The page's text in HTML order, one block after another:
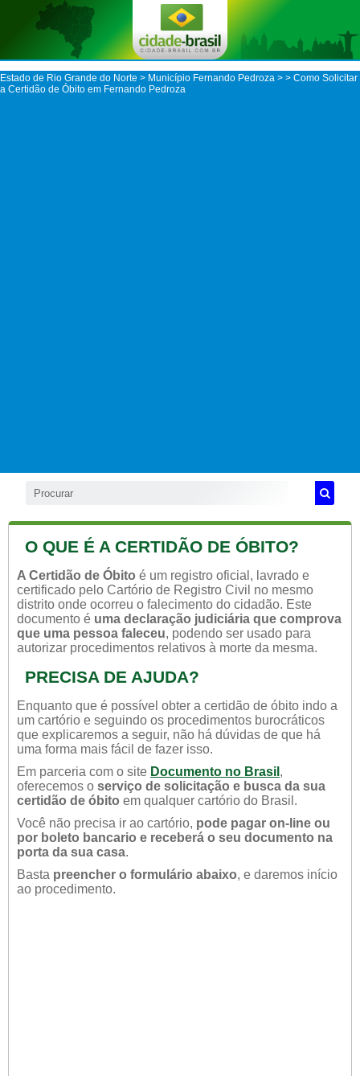
Estado de Rio Grande do Norte > Município Fernando Pedroza > > Como Solicitar
a Certidão de Óbito em Fernando Pedroza
O QUE É A CERTIDÃO DE ÓBITO?
A Certidão de Óbito é um registro oficial, lavrado e
certificado pelo Cartório de Registro Civil no mesmo
distrito onde ocorreu o falecimento do cidadão. Este
documento é uma declaração judiciária que comprova
que uma pessoa faleceu, podendo ser usado para
autorizar procedimentos relativos à morte da mesma.
PRECISA DE AJUDA?
Enquanto que é possível obter a certidão de óbito indo a
um cartório e seguindo os procedimentos burocráticos
que explicaremos a seguir, não há dúvidas de que há
uma forma mais fácil de fazer isso.
Em parceria com o site Documento no Brasil ,
oferecemos o serviço de solicitação e busca da sua
certidão de óbito em qualquer cartório do Brasil.
Você não precisa ir ao cartório, pode pagar on-line ou
por boleto bancario e receberá o seu documento na
porta da sua casa.
Basta preencher o formulário abaixo, e daremos início
ao procedimento.